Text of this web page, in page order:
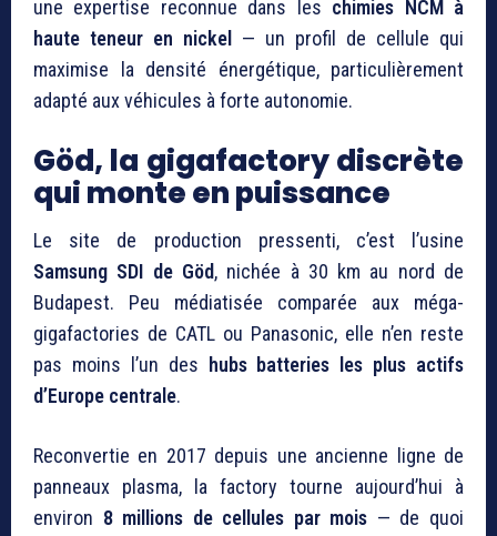
une expertise reconnue dans les chimies NCM à
haute teneur en nickel
— un profil de cellule qui
maximise la densité énergétique, particulièrement
adapté aux véhicules à forte autonomie.
Göd, la gigafactory discrète
qui monte en puissance
Le site de production pressenti, c’est l’usine
Samsung SDI de Göd, nichée à 30 km au nord de
Budapest. Peu médiatisée comparée aux méga-
gigafactories de CATL ou Panasonic, elle n’en reste
pas moins l’un des
hubs batteries les plus actifs
d’Europe centrale.
Reconvertie en 2017 depuis une ancienne ligne de
panneaux plasma, la factory tourne aujourd’hui à
environ 8 millions de cellules par mois — de quoi